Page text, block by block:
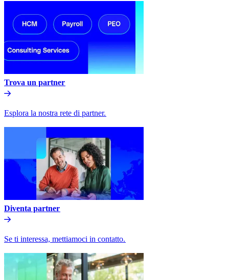
Trova un partner​​
Esplora la nostra rete di partner.​​
Diventa partner​​
Se ti interessa, mettiamoci in contatto.​​